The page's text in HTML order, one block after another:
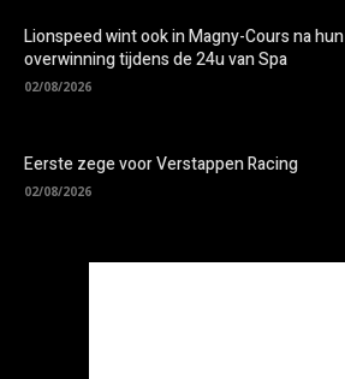
Lionspeed wint ook in Magny-Cours na hun
overwinning tijdens de 24u van Spa
02/08/2026
Eerste zege voor Verstappen Racing
02/08/2026